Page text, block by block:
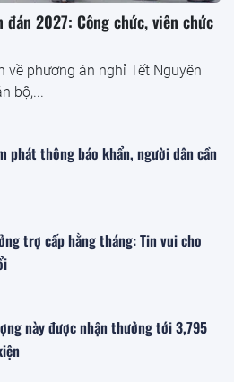
2027: Công chức, viên chức
về phương án nghỉ Tết Nguyên
bộ,...
phát thông báo khẩn, người dân cần
trợ cấp hằng tháng: Tin vui cho
này được nhận thưởng tới 3,795